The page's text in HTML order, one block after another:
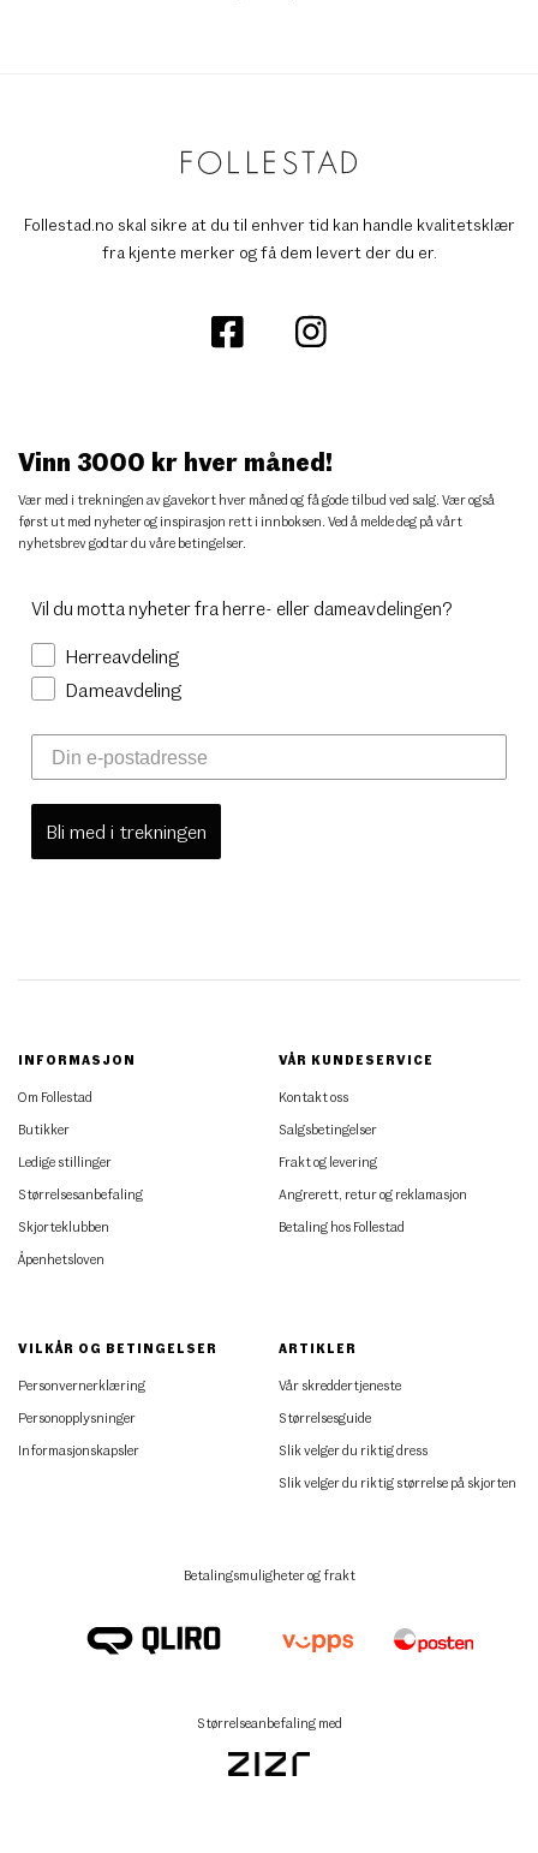
Follestad.no skal sikre at du til enhver tid kan handle kvalitetsklær
fra kjente merker og få dem levert der du er.
Vinn 3000 kr hver måned!
Vær med i trekningen av gavekort hver måned og få gode tilbud ved salg. Vær også
først ut med nyheter og inspirasjon rett i innboksen. Ved å melde deg på vårt
nyhetsbrev godtar du våre betingelser.
Vil du motta nyheter fra herre- eller dameavdelingen?
Herreavdeling
Dameavdeling
Bli med i trekningen
INFORMASJON
Om Follestad
Butikker
Ledige stillinger
Størrelsesanbefaling
Skjorteklubben
Åpenhetsloven
VÅR KUNDESERVICE
Kontakt oss
Salgsbetingelser
Frakt og levering
Angrerett, retur og reklamasjon
Betaling hos Follestad
VILKÅR OG BETINGELSER
Personvernerklæring
Personopplysninger
Informasjonskapsler
ARTIKLER
Vår skreddertjeneste
Størrelsesguide
Slik velger du riktig dress
Slik velger du riktig størrelse på skjorten
Betalingsmuligheter og frakt
Størrelseanbefaling med